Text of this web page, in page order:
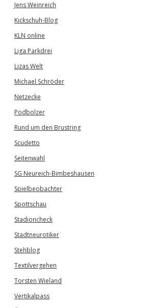
Jens Weinreich
Kickschuh-Blog
KLN online
Liga Parkdrei
Lizas Welt
Michael Schröder
Netzecke
Podbolzer
Rund um den Brustring
Scudetto
Seitenwahl
SG Neureich-Bimbeshausen
Spielbeobachter
Spottschau
Stadioncheck
Stadtneurotiker
Stehblog
Textilvergehen
Torsten Wieland
Vertikalpass